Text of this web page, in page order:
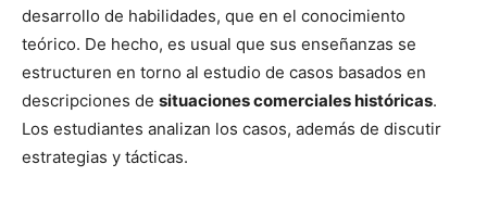
desarrollo de habilidades, que en el conocimiento
teórico. De hecho, es usual que sus enseñanzas se
estructuren en torno al estudio de casos basados en
descripciones de situaciones comerciales históricas.
Los estudiantes analizan los casos, además de discutir
estrategias y tácticas.